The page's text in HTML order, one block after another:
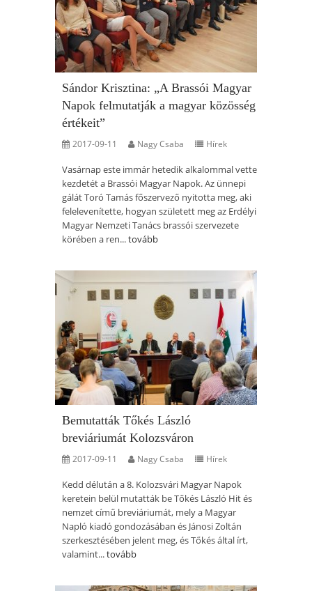
Sándor Krisztina: „A Brassói Magyar
Napok felmutatják a magyar közösség
értékeit”
2017-09-11 Nagy Csaba Hírek
Vasárnap este immár hetedik alkalommal vette
kezdetét a Brassói Magyar Napok. Az ünnepi
gálát Toró Tamás főszervező nyitotta meg, aki
felelevenítette, hogyan született meg az Erdélyi
Magyar Nemzeti Tanács brassói szervezete
körében a ren...tovább
Bemutatták Tőkés László
breviáriumát Kolozsváron
2017-09-11 Nagy Csaba Hírek
Kedd délután a 8. Kolozsvári Magyar Napok
keretein belül mutatták be Tőkés László Hit és
nemzet című breviáriumát, mely a Magyar
Napló kiadó gondozásában és Jánosi Zoltán
szerkesztésében jelent meg, és Tőkés által írt,
valamint...tovább